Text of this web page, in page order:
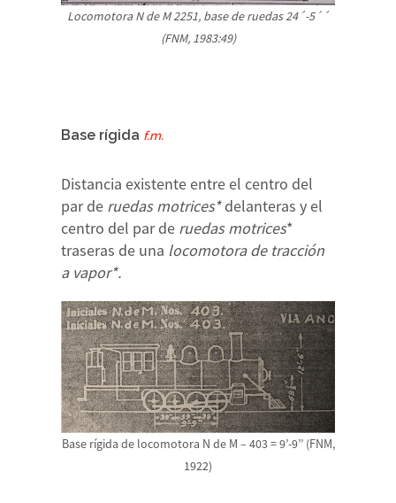
Locomotora N de M 2251, base de ruedas 24´-5´´
(FNM, 1983:49)
Base rígida f.m.
Distancia existente entre el centro del
par de ruedas motrices*delanteras y el
centro del par de ruedas motrices*
traseras de una locomotora de tracción
a vapor*.
Base rígida de locomotora N de M – 403 = 9’-9’’ (FNM,
1922)